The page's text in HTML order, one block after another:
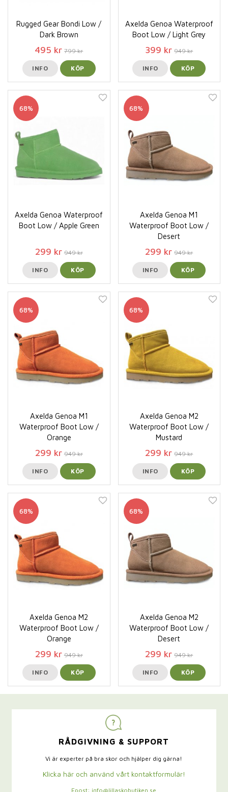
Rugged Gear Bondi Low /
Dark Brown
495 kr 799 kr
INFO KÖP
Axelda Genoa Waterproof
Boot Low / Light Grey
399 kr 949 kr
INFO KÖP
68%
Axelda Genoa Waterproof
Boot Low / Apple Green
299 kr 949 kr
INFO KÖP
68%
Axelda Genoa M1
Waterproof Boot Low /
Desert
299 kr 949 kr
INFO KÖP
68%
Axelda Genoa M1
Waterproof Boot Low /
Orange
299 kr 949 kr
INFO KÖP
68%
Axelda Genoa M2
Waterproof Boot Low /
Mustard
299 kr 949 kr
INFO KÖP
68%
Axelda Genoa M2
Waterproof Boot Low /
Orange
299 kr 949 kr
INFO KÖP
68%
Axelda Genoa M2
Waterproof Boot Low /
Desert
299 kr 949 kr
INFO KÖP
RÅDGIVNING & SUPPORT
Vi är experter på bra skor och hjälper dig gärna!
Klicka här och använd vårt kontaktformulär!
Epost: info@lillaskobutiken.se